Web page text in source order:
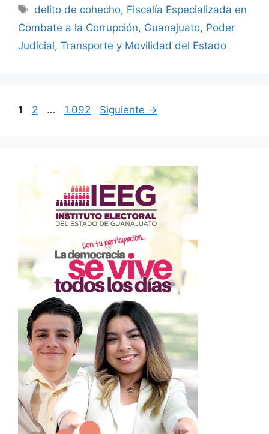
Etiquetas
delito de cohecho, Fiscalía Especializada en
Combate a la Corrupción, Guanajuato, Poder
Judicial, Transporte y Movilidad del Estado
Página
1 Página
2 … Página
1.092 Siguiente →